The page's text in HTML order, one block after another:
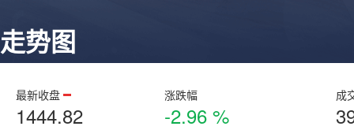
走势图
最新收盘
1444.82
涨跌幅
-2.96 %
成